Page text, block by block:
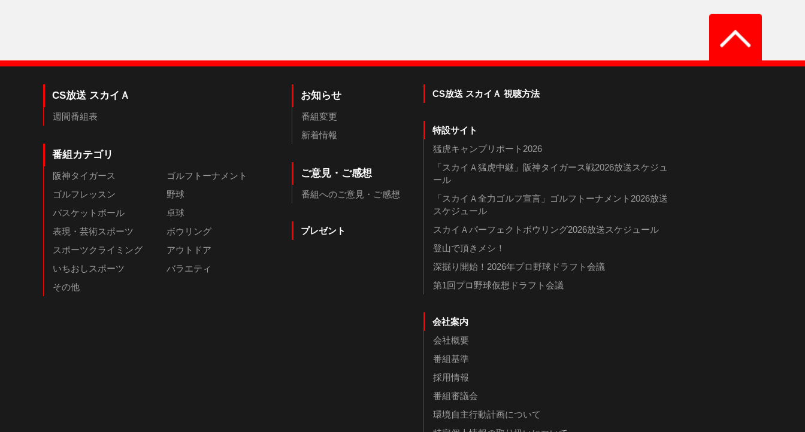
CS放送 スカイＡ
週間番組表
番組カテゴリ
阪神タイガース
ゴルフトーナメント
ゴルフレッスン
野球
バスケットボール
卓球
表現・芸術スポーツ
ボウリング
スポーツクライミング
アウトドア
いちおしスポーツ
バラエティ
その他
お知らせ
番組変更
新着情報
ご意見・ご感想
番組へのご意見・ご感想
プレゼント
CS放送 スカイＡ 視聴方法
特設サイト
猛虎キャンプリポート2026
「スカイＡ猛虎中継」阪神タイガース戦2026放送スケジュ
ール
「スカイＡ全力ゴルフ宣言」ゴルフトーナメント2026放送
スケジュール
スカイＡパーフェクトボウリング2026放送スケジュール
登山で頂きメシ！
深掘り開始！2026年プロ野球ドラフト会議
第1回プロ野球仮想ドラフト会議
会社案内
会社概要
番組基準
採用情報
番組審議会
環境自主行動計画について